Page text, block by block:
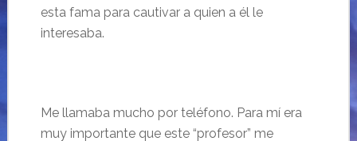
esta fama para cautivar a quien a él le
interesaba.
Me llamaba mucho por teléfono. Para mí era
muy importante que este “profesor” me